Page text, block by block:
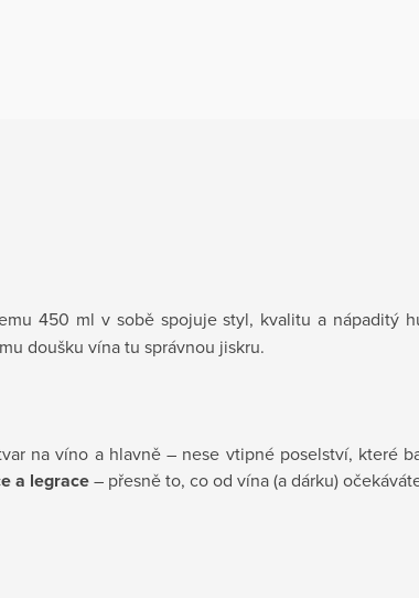
450 ml v sobě spojuje styl, kvalitu a nápaditý
doušku vína tu správnou jiskru.
na víno a hlavně – nese vtipné poselství, které
a legrace– přesně to, co od vína (a dárku)